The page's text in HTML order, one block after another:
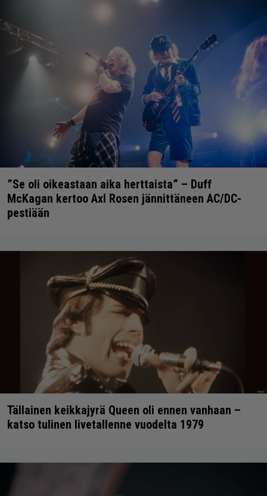
”Se oli oikeastaan aika herttaista” – Duff
McKagan kertoo Axl Rosen jännittäneen AC/DC-
pestiään
Tällainen keikkajyrä Queen oli ennen vanhaan –
katso tulinen livetallenne vuodelta 1979